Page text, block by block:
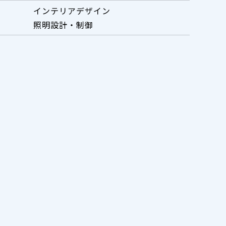
インテリアデザイン
照明設計・制御